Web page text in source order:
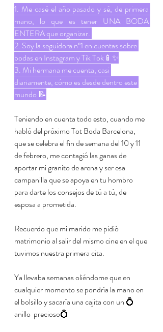
1. Me casé el año pasado y sé, de primera
mano, lo que es tener UNA BODA
ENTERA que organizar.
2. Soy la seguidora nº1 en cuentas sobre
bodas en Instagram y Tik Tok📱✨
3. Mi hermana me cuenta, casi
diariamente, cómo es desde dentro este
mundo 📝
Teniendo en cuenta todo esto, cuando me
habló del próximo Tot Boda Barcelona,
que se celebra el fin de semana del 10 y 11
de febrero, me contagió las ganas de
aportar mi granito de arena y ser esa
campanilla que se apoya en tu hombro
para darte los consejos de tú a tú, de
esposa a prometida.
Recuerdo que mi marido me pidió
matrimonio al salir del mismo cine en el que
tuvimos nuestra primera cita.
Ya llevaba semanas oliéndome que en
cualquier momento se pondría la mano en
el bolsillo y sacaría una cajita con un 💍
anillo  precioso💍